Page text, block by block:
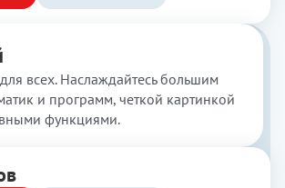
всех. Наслаждайтесь большим
и программ, четкой картинкой
функциями.